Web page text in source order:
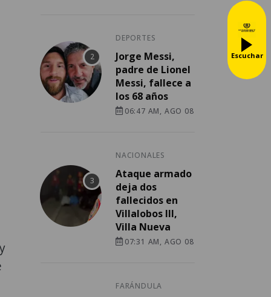
DEPORTES
Jorge Messi,
padre de Lionel
Messi, fallece a
los 68 años
06:47 AM, AGO 08
NACIONALES
Ataque armado
deja dos
fallecidos en
Villalobos III,
Villa Nueva
07:31 AM, AGO 08
FARÁNDULA
Escuchar